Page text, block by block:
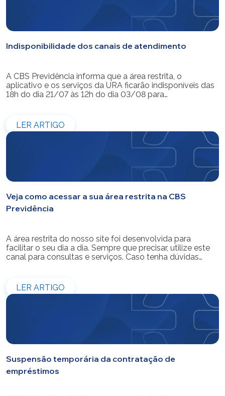
Indisponibilidade dos canais de atendimento
A CBS Previdência informa que a área restrita, o
aplicativo e os serviços da URA ficarão indisponíveis das
18h do dia 21/07 às 12h do dia 03/08 para
entre os dias 22/07 e 31/07. Reforçamos que as
simulações e contratações de empréstimos […]
LER ARTIGO
Veja como acessar a sua área restrita na CBS
Previdência
A área restrita do nosso site foi desenvolvida para
facilitar o seu dia a dia. Sempre que precisar, utilize este
canal para consultas e serviços. Caso tenha dúvidas
LER ARTIGO
Suspensão temporária da contratação de
empréstimos